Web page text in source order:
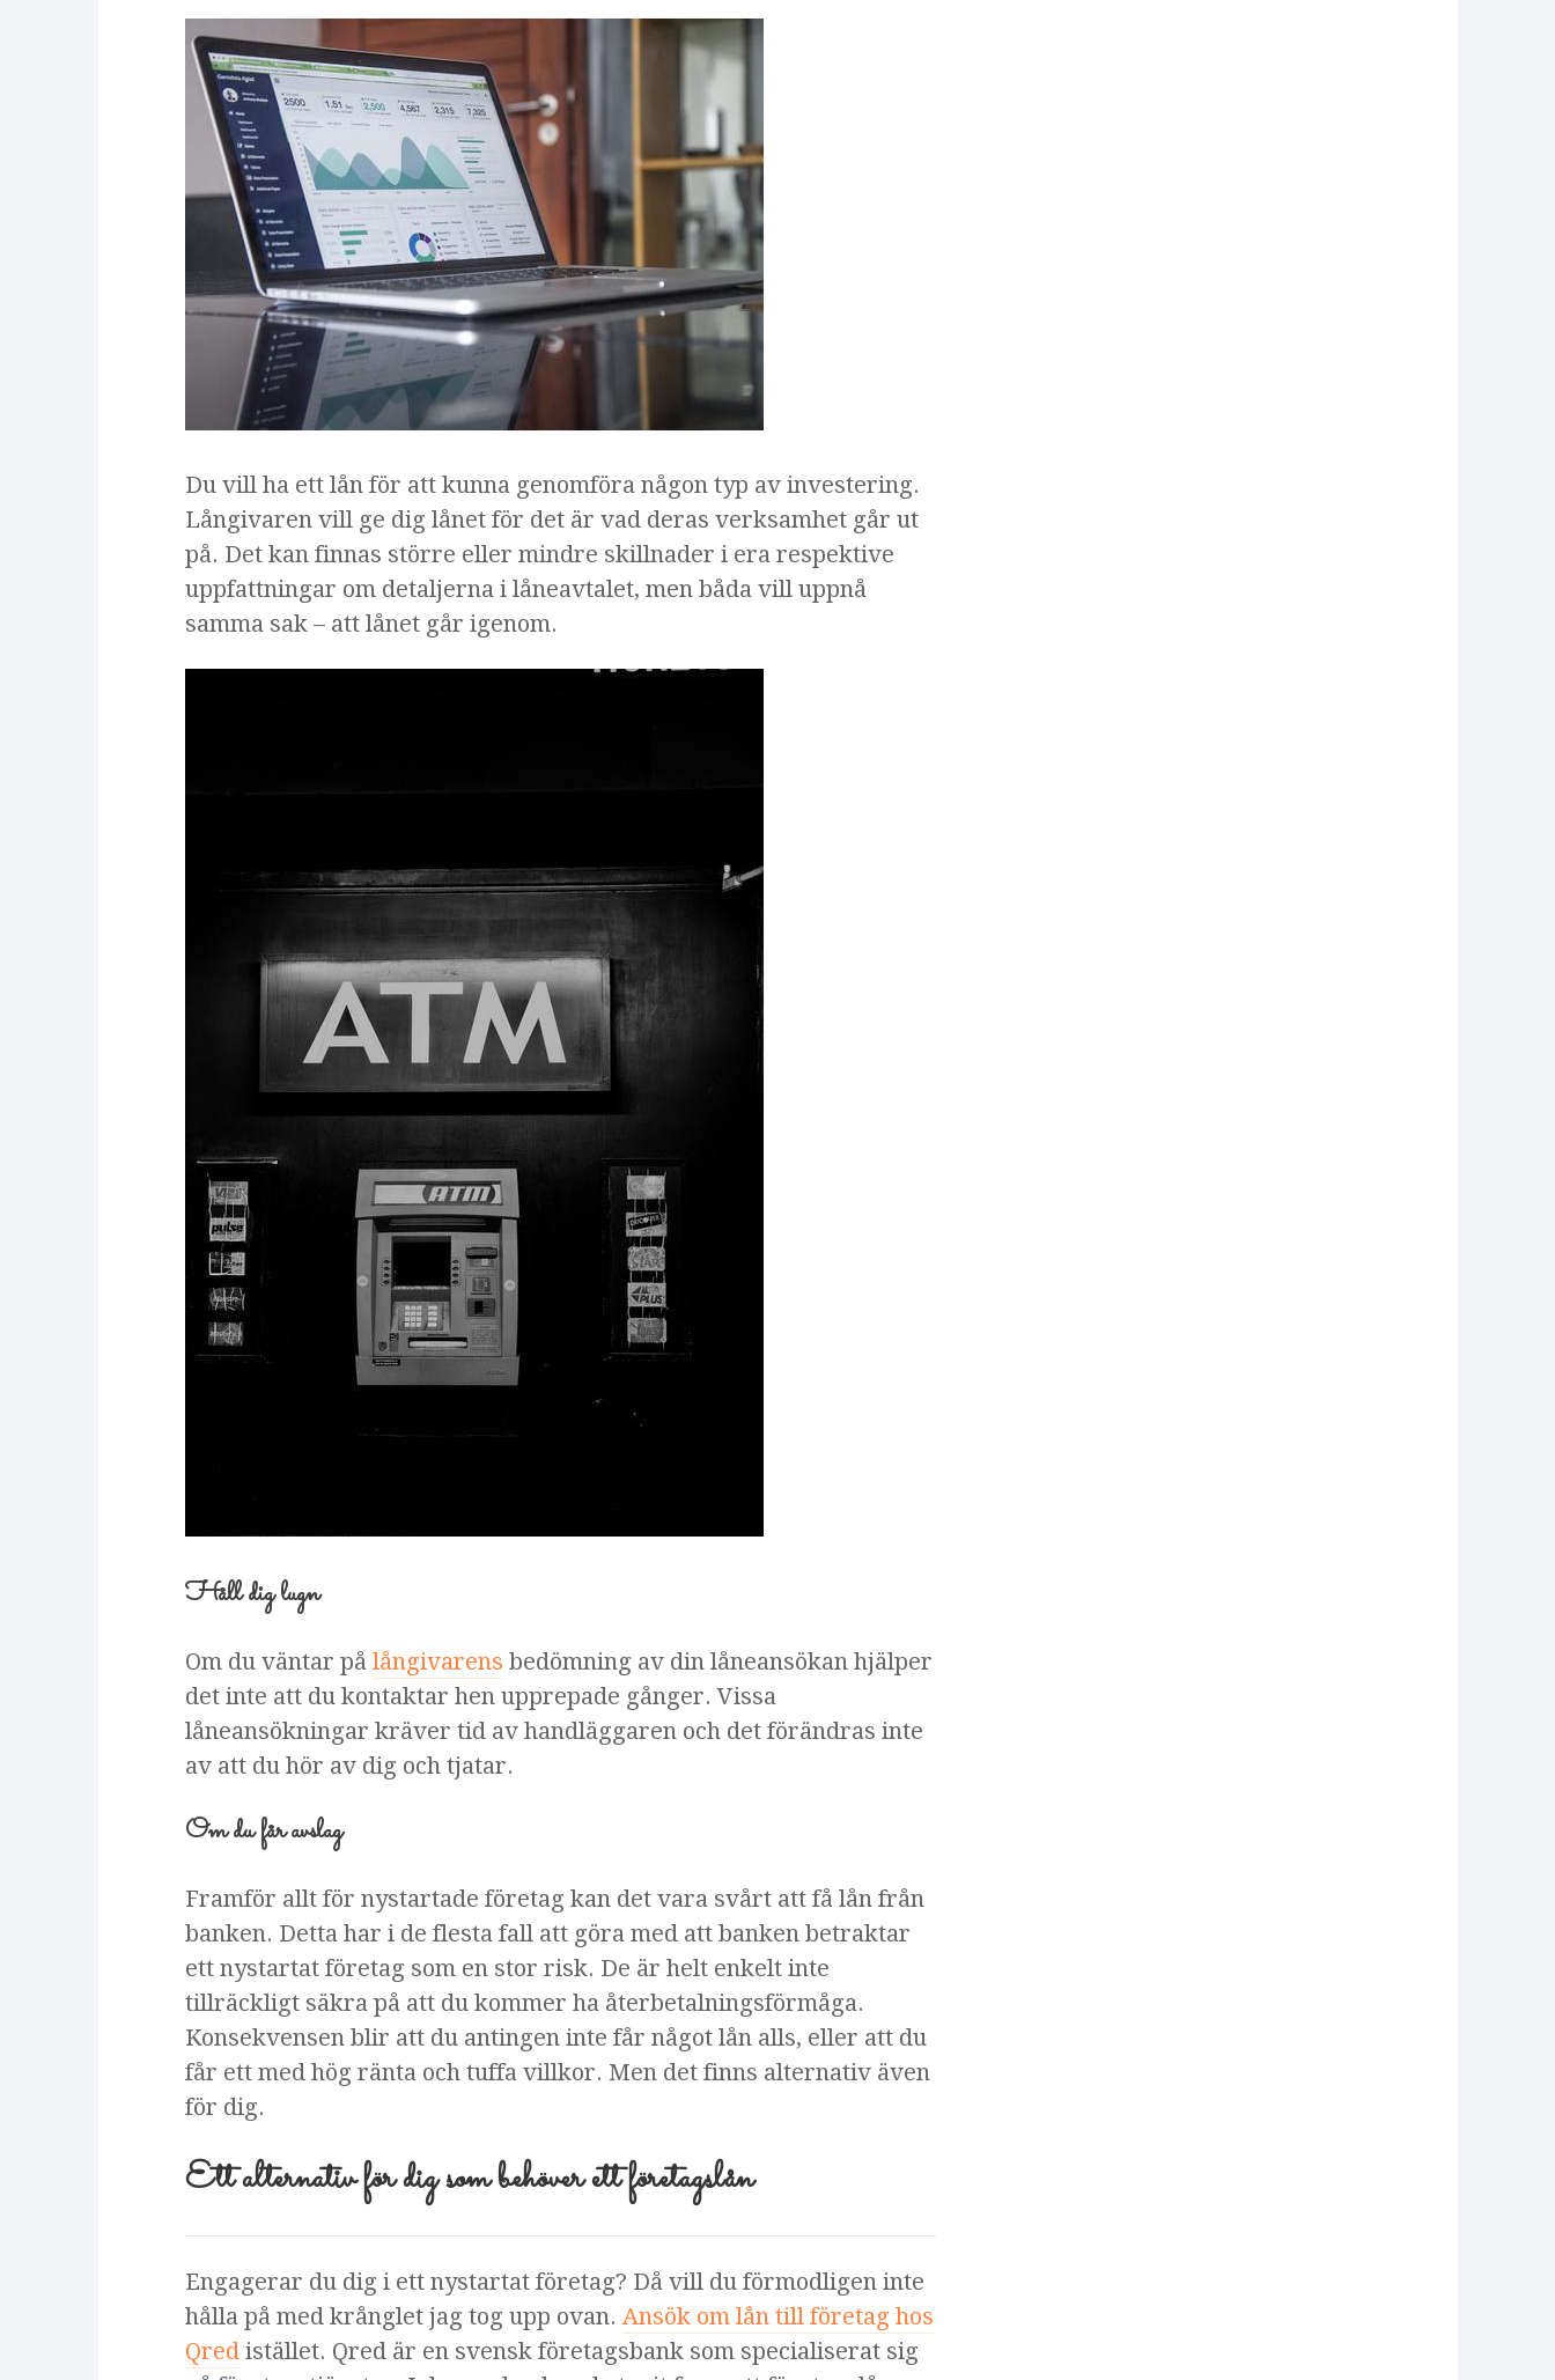
Du vill ha ett lån för att kunna genomföra någon typ av investering.
Långivaren vill ge dig lånet för det är vad deras verksamhet går ut
på. Det kan finnas större eller mindre skillnader i era respektive
uppfattningar om detaljerna i låneavtalet, men båda vill uppnå
samma sak – att lånet går igenom.
Håll dig lugn
Om du väntar på långivarens bedömning av din låneansökan hjälper
det inte att du kontaktar hen upprepade gånger. Vissa
låneansökningar kräver tid av handläggaren och det förändras inte
av att du hör av dig och tjatar.
Om du får avslag
Framför allt för nystartade företag kan det vara svårt att få lån från
banken. Detta har i de flesta fall att göra med att banken betraktar
ett nystartat företag som en stor risk. De är helt enkelt inte
tillräckligt säkra på att du kommer ha återbetalningsförmåga.
Konsekvensen blir att du antingen inte får något lån alls, eller att du
får ett med hög ränta och tuffa villkor. Men det finns alternativ även
för dig.
Ett alternativ för dig som behöver ett företagslån
Engagerar du dig i ett nystartat företag? Då vill du förmodligen inte
hålla på med krånglet jag tog upp ovan. Ansök om lån till företag hos
Qredistället. Qred är en svensk företagsbank som specialiserat sig